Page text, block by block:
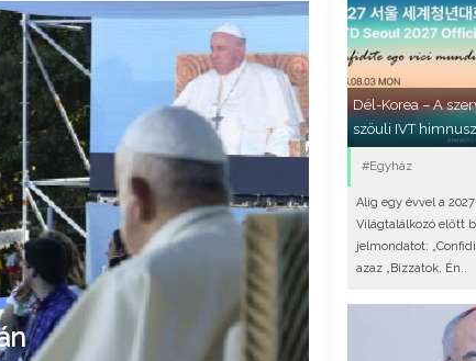
Dél-Korea – A
szöuli IVT
#Egyház
Alig egy évvel a
Világtalálkozó előtt
jelmondatot:
azaz „Bízzatok, Én..